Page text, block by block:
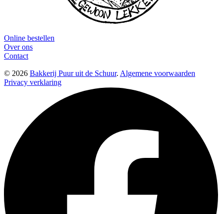
Online bestellen
Over ons
Contact
© 2026 Bakkerij Puur uit de Schuur. Algemene voorwaarden
Privacy verklaring